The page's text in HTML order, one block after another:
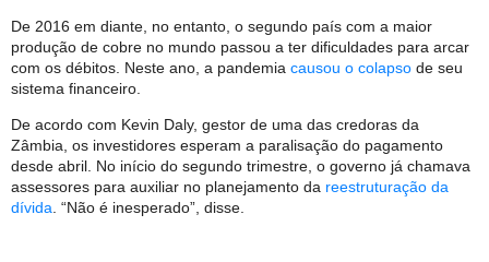
De 2016 em diante, no entanto, o segundo país com a maior
produção de cobre no mundo passou a ter dificuldades para arcar
com os débitos. Neste ano, a pandemia causou o colapso de seu
sistema financeiro.
De acordo com Kevin Daly, gestor de uma das credoras da
Zâmbia, os investidores esperam a paralisação do pagamento
desde abril. No início do segundo trimestre, o governo já chamava
assessores para auxiliar no planejamento da reestruturação da
dívida. “Não é inesperado”, disse.